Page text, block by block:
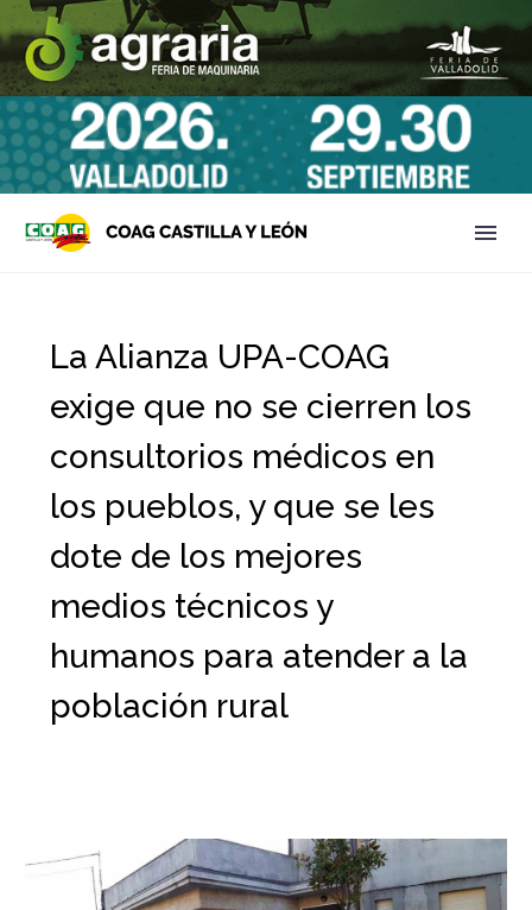
La Alianza UPA-COAG
exige que no se cierren los
consultorios médicos en
los pueblos, y que se les
dote de los mejores
medios técnicos y
humanos para atender a la
población rural